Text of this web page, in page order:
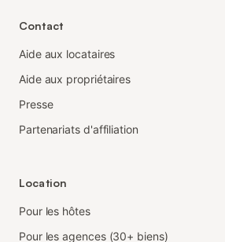
Contact
Aide aux locataires
Aide aux propriétaires
Presse
Partenariats d'affiliation
Location
Pour les hôtes
Pour les agences (30+ biens)